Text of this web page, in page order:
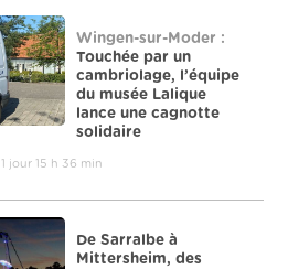
Wingen-sur-Moder :
Touchée par un
cambriolage, l’équipe
du musée Lalique
lance une cagnotte
solidaire
jour 15 h 36 min
De Sarralbe à
Mittersheim, des